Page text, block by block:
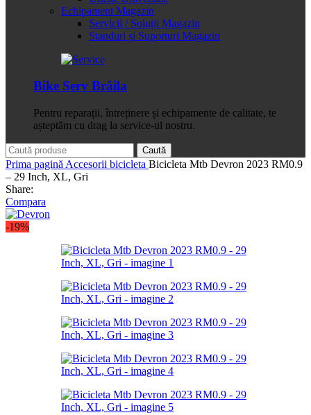
Echipament Magazin
Servicii / Soluții Magazin
Standuri și Suporturi Magazin
Bike Serv Brăila
Pentru reparații, întreținere și echipamente de calitate, te
așteptăm cu drag la service-ul nostru.
Caută
Prima pagină Accesorii bicicleta Bicicleta Mtb Devron 2023 RM0.9
– 29 Inch, XL, Gri
Share:
Compara
-19%